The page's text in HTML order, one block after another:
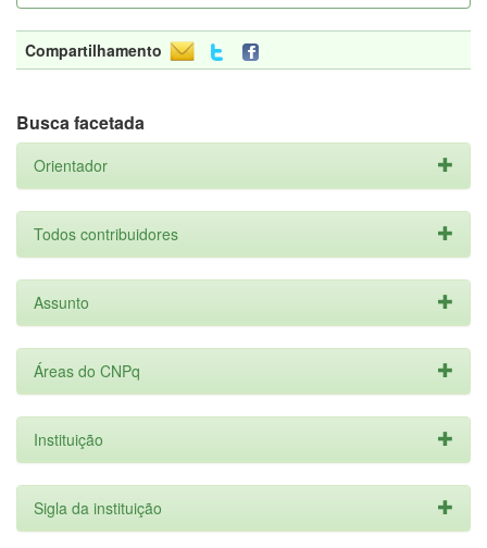
Compartilhamento
Busca facetada
Orientador
Todos contribuidores
Assunto
Áreas do CNPq
Instituição
Sigla da instituição